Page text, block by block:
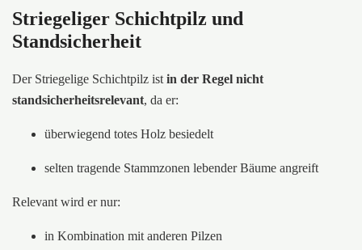
Striegeliger Schichtpilz und
Standsicherheit
Der Striegelige Schichtpilz ist in der Regel nicht
standsicherheitsrelevant, da er:
überwiegend totes Holz besiedelt
selten tragende Stammzonen lebender Bäume angreift
Relevant wird er nur:
in Kombination mit anderen Pilzen